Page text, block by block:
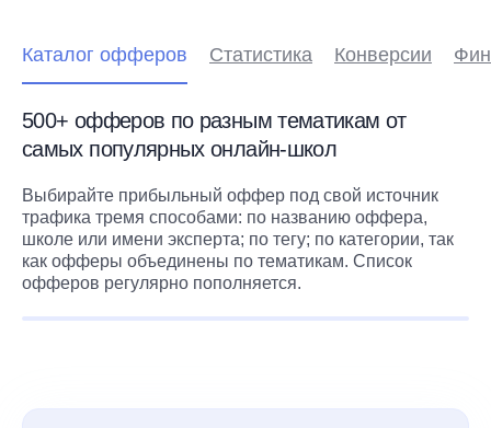
Каталог офферов Статистика Конверсии
500+ офферов по разным тематикам от
самых популярных онлайн-школ
Выбирайте прибыльный оффер под свой источник
трафика тремя способами: по названию оффера,
школе или имени эксперта; по тегу; по категории, так
как офферы объединены по тематикам. Список
офферов регулярно пополняется.